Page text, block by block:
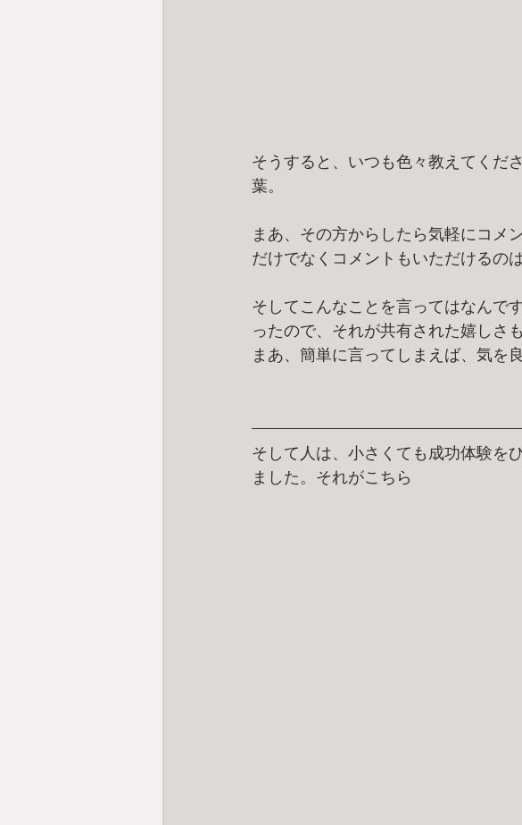
そうすると、いつも色々教えてくだ
葉。
まあ、その方からしたら気軽にコメ
だけでなくコメントもいただけるの
そしてこんなことを言ってはなんで
ったので、それが共有された嬉しさ
まあ、簡単に言ってしまえば、気を
そして人は、小さくても成功体験を
ました。それがこちら